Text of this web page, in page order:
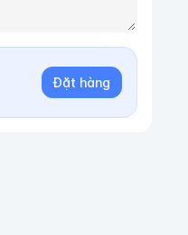
Đặt hàng